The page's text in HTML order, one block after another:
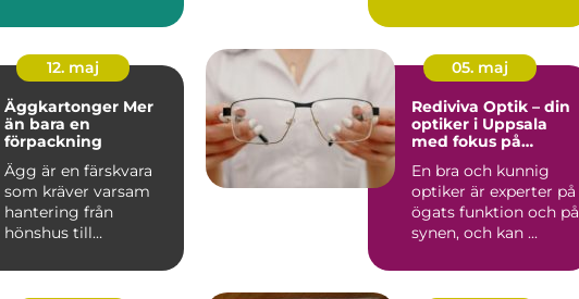
12. maj
Äggkartonger Mer
än bara en
förpackning
Ägg är en färskvara
som kräver varsam
hantering från
hönshus till
om någon har ...
05. maj
Rediviva Optik – din
optiker i Uppsala
med fokus på
omtanke
En bra och kunnig
optiker är experter på
ögats funktion och på
synen, och kan ...